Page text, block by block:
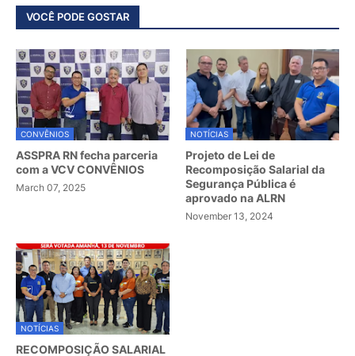
VOCÊ PODE GOSTAR
CONVÊNIOS
ASSPRA RN fecha parceria
com a VCV CONVÊNIOS
March 07, 2025
NOTÍCIAS
Projeto de Lei de
Recomposição Salarial da
Segurança Pública é
aprovado na ALRN
November 13, 2024
NOTÍCIAS
RECOMPOSIÇÃO SALARIAL